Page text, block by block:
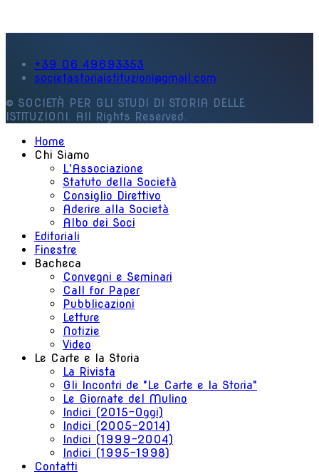
+39 06 49693353
societastoriaistituzioni@gmail.com
© SOCIETÀ PER GLI STUDI DI STORIA DELLE
ISTITUZIONI. All Rights Reserved.
Home
Chi Siamo
L'Associazione
Statuto della Società
Consiglio Direttivo
Aderire alla Società
Albo dei Soci
Editoriali
Finestre
Bacheca
Convegni e Seminari
Call for Paper
Pubblicazioni
Letture
Notizie
Video
Le Carte e la Storia
La Rivista
Gli Incontri de "Le Carte e la Storia"
Le Giornate del Mulino
Indici (2015-Oggi)
Indici (2005-2014)
Indici (1999-2004)
Indici (1995-1998)
Contatti